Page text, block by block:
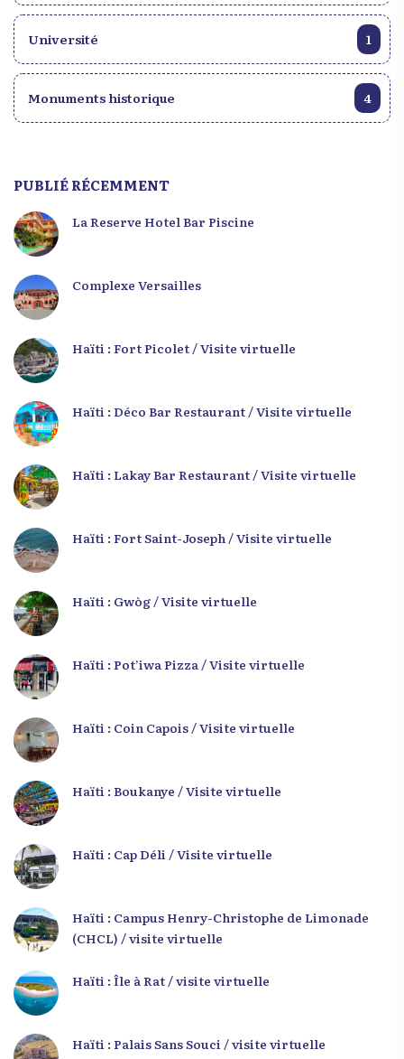
Université 1
Monuments historique 4
PUBLIÉ RÉCEMMENT
La Reserve Hotel Bar Piscine
Complexe Versailles
Haïti : Fort Picolet / Visite virtuelle
Haïti : Déco Bar Restaurant / Visite virtuelle
Haïti : Lakay Bar Restaurant / Visite virtuelle
Haïti : Fort Saint-Joseph / Visite virtuelle
Haïti : Gwòg / Visite virtuelle
Haïti : Pot’iwa Pizza / Visite virtuelle
Haïti : Coin Capois / Visite virtuelle
Haïti : Boukanye / Visite virtuelle
Haïti : Cap Déli / Visite virtuelle
Haïti : Campus Henry-Christophe de Limonade
(CHCL) / visite virtuelle
Haïti : Île à Rat / visite virtuelle
Haïti : Palais Sans Souci / visite virtuelle